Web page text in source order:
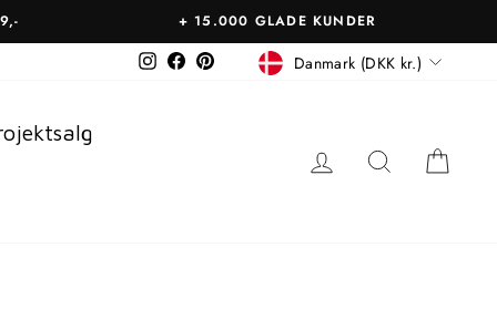
+ 15.000 GLADE KUNDER
Instagram
FacebookPinterestBetalingsmiddel
Danmark (DKK kr.)
LOG IN SØGNING